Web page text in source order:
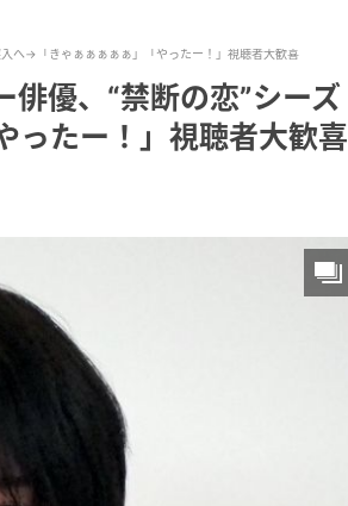
へ→「きゃぁぁぁぁぁ」「やったー！」視聴者大歓喜
俳優、“禁断の恋”シーズ
ったー！」視聴者大歓喜